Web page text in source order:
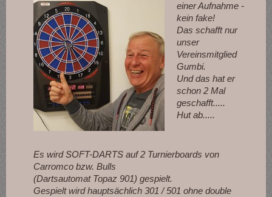
einer Aufnahme -
kein fake!
Das schafft nur
unser
Vereinsmitglied
Gumbi.
Und das hat er
schon 2 Mal
geschafft.....
Hut ab.....
Es wird SOFT-DARTS auf 2 Turnierboards von
Carromco bzw. Bulls
(Dartsautomat Topaz 901) gespielt.
Gespielt wird hauptsächlich 301 / 501 ohne double